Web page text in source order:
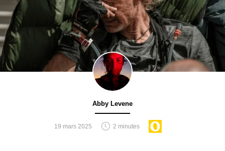
Abby Levene
19 mars 2025 2 minutes